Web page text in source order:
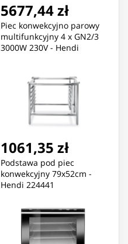
5677,44 zł
Piec konwekcyjno parowy
multifunkcyjny 4 x GN2/3
3000W 230V - Hendi
1061,35 zł
Podstawa pod piec
konwekcyjny 79x52cm -
Hendi 224441